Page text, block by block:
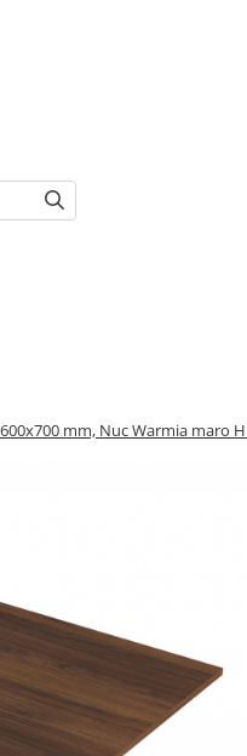
mm, Nuc Warmia maro